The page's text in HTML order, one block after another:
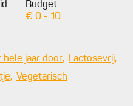
Budget
€ 0 - 10
hele jaar door
Lactosevrij
Vegetarisch